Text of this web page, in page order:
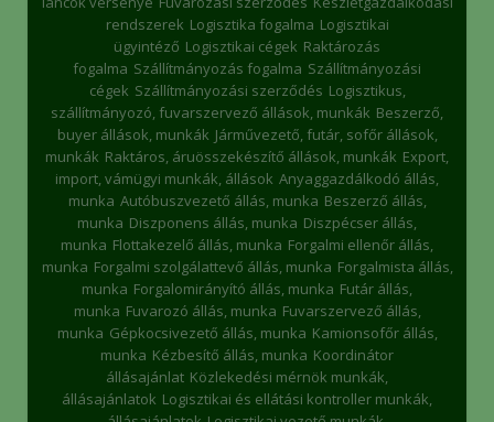
rendszerek Logisztika fogalma Logisztikai
ügyintéző Logisztikai cégek Raktározás
fogalma Szállítmányozás fogalma Szállítmányozási
cégek Szállítmányozási szerződés Logisztikus,
szállítmányozó, fuvarszervező állások, munkák Beszerző,
buyer állások, munkák Járművezető, futár, sofőr állások,
munkák Raktáros, áruösszekészítő állások, munkák Export,
import, vámügyi munkák, állások Anyaggazdálkodó állás,
munka Autóbuszvezető állás, munka Beszerző állás,
munka Diszponens állás, munka Diszpécser állás,
munka Flottakezelő állás, munka Forgalmi ellenőr állás,
munka Forgalmi szolgálattevő állás, munka Forgalmista állás,
munka Forgalomirányító állás, munka Futár állás,
munka Fuvarozó állás, munka Fuvarszervező állás,
munka Gépkocsivezető állás, munka Kamionsofőr állás,
munka Kézbesítő állás, munka Koordinátor
állásajánlat Közlekedési mérnök munkák,
állásajánlatok Logisztikai és ellátási kontroller munkák,